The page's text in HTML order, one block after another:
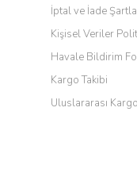
İptal ve İade
Kişisel Veriler
Havale Bildirim
Kargo Takibi
Uluslararası